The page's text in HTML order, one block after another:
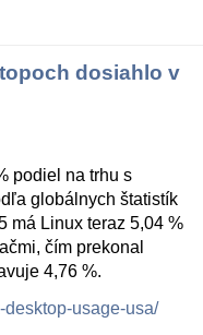
dosiahlo v
podiel na trhu s
globálnych štatistík
má Linux teraz 5,04 %
čím prekonal
4,76 %.
desktop-usage-usa/